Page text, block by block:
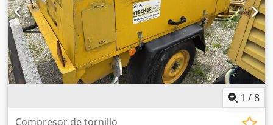
1 /8
Compresor de tornillo